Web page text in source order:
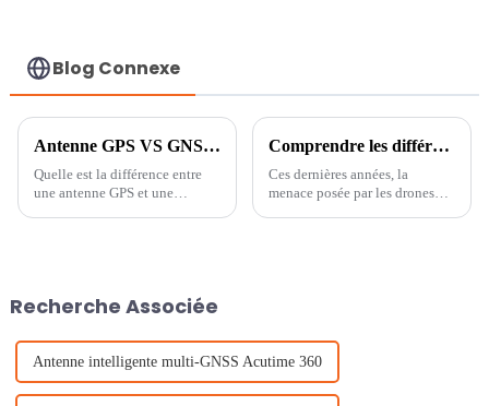
Blog Connexe
Antenne GPS VS GNSS ?
Quelle est la différence entre
une antenne GPS et une
Comprendre les différences entre les systèmes AUDS et C-UAS
Ces dernières années, la
menace posée par les drones
Recherche Associée
Antenne intelligente multi-GNSS Acutime 360